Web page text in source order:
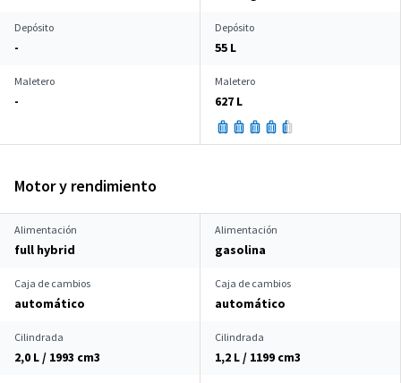
Depósito
-
Depósito
55 L
Maletero
-
Maletero
627 L
Motor y rendimiento
Alimentación
full hybrid
Alimentación
gasolina
Caja de cambios
automático
Caja de cambios
automático
Cilindrada
2,0 L / 1993 cm3
Cilindrada
1,2 L / 1199 cm3